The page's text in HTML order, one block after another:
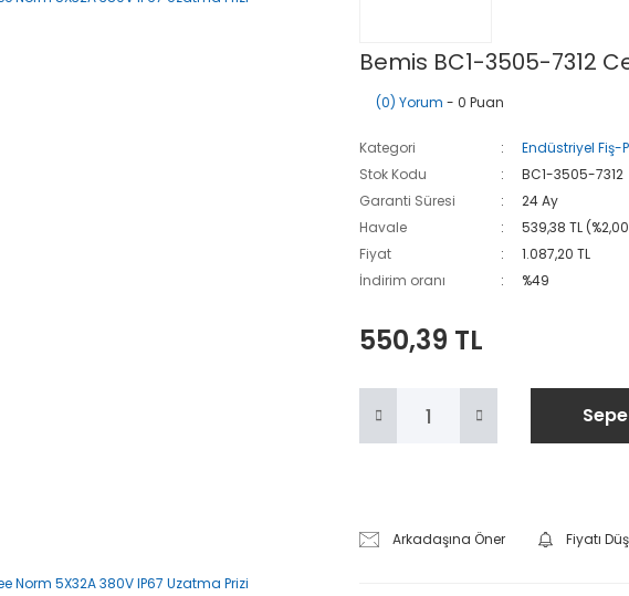
Bemis BC1-3505-7312
(0) Yorum - 0 Puan
Kategori
Endüstriyel Fiş-
Stok Kodu
BC1-3505-7312
Garanti Süresi
24 Ay
Havale
539,38 TL
Fiyat
1.087,20 TL
İndirim oranı
%49
550,39 TL
Arkadaşına Öner Fiyatı